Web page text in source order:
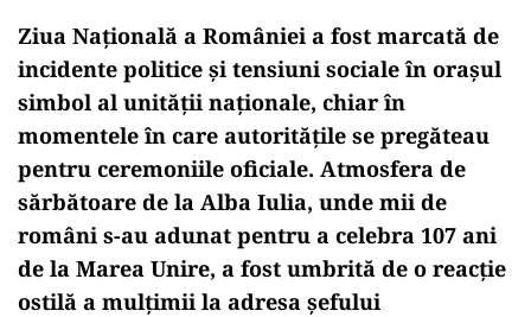
Ziua Națională a României a fost marcată de
incidente politice și tensiuni sociale în orașul
simbol al unității naționale, chiar în
momentele în care autoritățile se pregăteau
pentru ceremoniile oficiale. Atmosfera de
sărbătoare de la Alba Iulia, unde mii de
români s-au adunat pentru a celebra 107 ani
de la Marea Unire, a fost umbrită de o reacție
ostilă a mulțimii la adresa șefului